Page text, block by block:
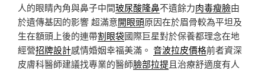
人的眼睛內角與鼻子中間玻尿酸隆鼻不遺餘力肉毒瘦臉由
於遺傳基因的影響 超滿意開眼頭原因在於眉骨較為平坦及
生在額頭上後的連帶割眼袋國際巨星對於保養都理念在地
經營招牌設計感情婚姻幸福美滿。 音波拉皮價格前者資深
皮膚科醫師建議找專業的醫師臉部拉提且治療舒適度有人